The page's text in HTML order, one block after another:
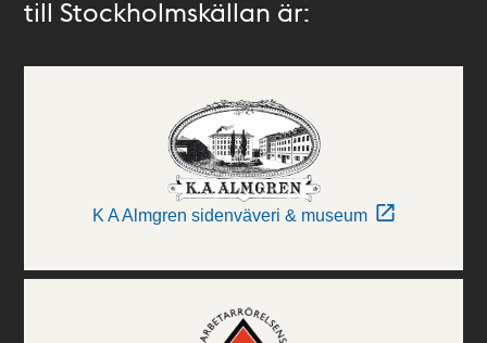
till Stockholmskällan är:
K A Almgren sidenväveri & museum